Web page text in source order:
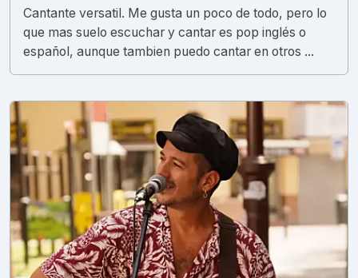
Cantante versatil. Me gusta un poco de todo, pero lo
que mas suelo escuchar y cantar es pop inglés o
español, aunque tambien puedo cantar en otros ...